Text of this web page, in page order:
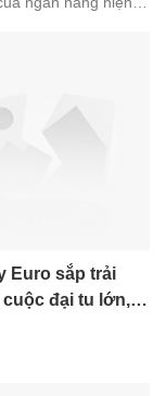
nhân gửi tiền mặt
của họ và thực
Euro sắp trải
đại tu lớn,